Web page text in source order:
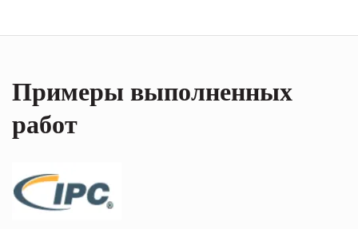
Примеры выполненных
работ